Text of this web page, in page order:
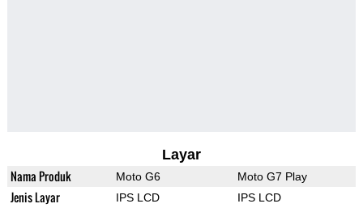
Layar
Nama Produk Moto G6 Moto G7 Play
Jenis Layar IPS LCD IPS LCD